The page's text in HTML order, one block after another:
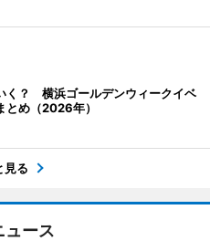
く？ 横浜ゴールデンウィークイベ
とめ（2026年）
見る
ュース